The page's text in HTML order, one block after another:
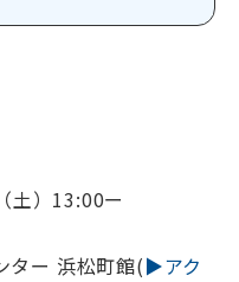
土）13:00ー
ター 浜松町館(▶アク